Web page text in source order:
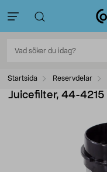
Startsida Reservdelar
Juicefilter, 44-4215